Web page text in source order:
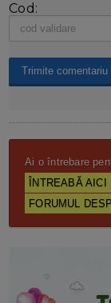
Cod:
Ai o întrebare
ÎNTREABĂ AICI
FORUMUL